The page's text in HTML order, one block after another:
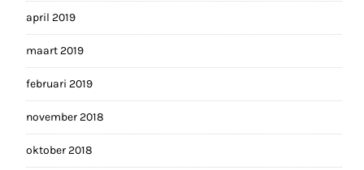
april 2019
maart 2019
februari 2019
november 2018
oktober 2018